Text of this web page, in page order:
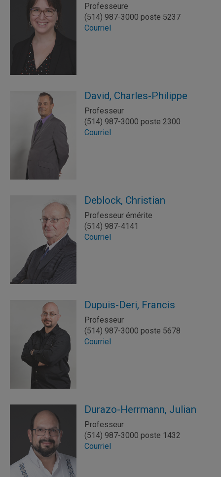
Professeure
(514) 987-3000 poste 5237
Courriel
David, Charles-Philippe
Professeur
(514) 987-3000 poste 2300
Courriel
Deblock, Christian
Professeur émérite
(514) 987-4141
Courriel
Dupuis-Deri, Francis
Professeur
(514) 987-3000 poste 5678
Courriel
Durazo-Herrmann, Julian
Professeur
(514) 987-3000 poste 1432
Courriel